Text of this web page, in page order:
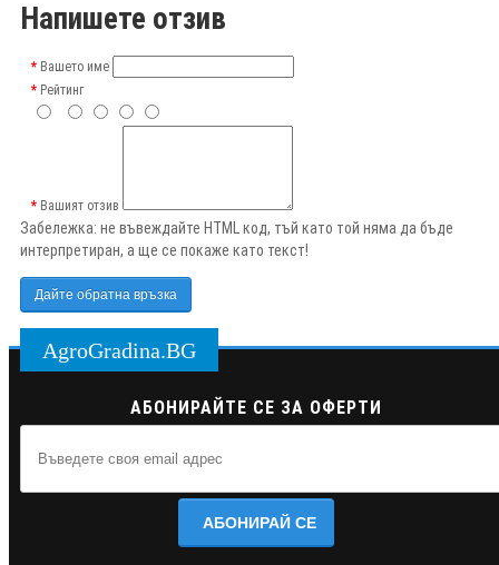
Напишете отзив
Вашето име
Рейтинг
Вашият отзив
Забележка: не въвеждайте HTML код, тъй като той няма да бъде
интерпретиран, а ще се покаже като текст!
Дайте обратна връзка
AgroGradina.BG
АБОНИРАЙТЕ СЕ ЗА ОФЕРТИ
АБОНИРАЙ СЕ